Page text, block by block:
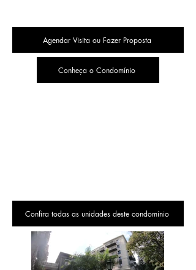
Agendar Visita ou Fazer Proposta
Conheça o Condomínio
Confira todas as unidades deste condomínio